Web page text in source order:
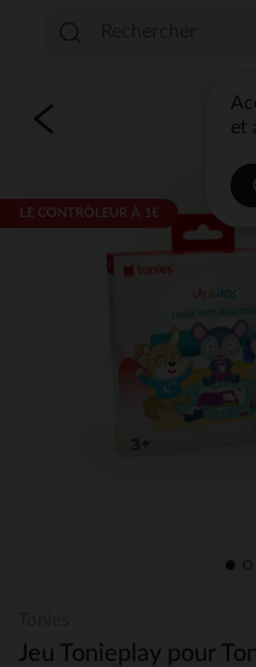
et
LE CONTRÔLEUR À 1€
Jeu Tonieplay pour